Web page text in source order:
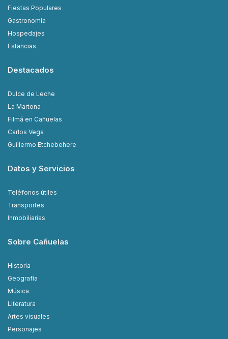
Fiestas Populares
Gastronomía
Hospedajes
Estancias
Destacados
Dulce de Leche
La Martona
Filmá en Cañuelas
Carlos Vega
Guillermo Etchebehere
Datos y Servicios
Teléfonos útiles
Transportes
Inmobiliarias
Sobre Cañuelas
Historia
Geografía
Música
Literatura
Artes visuales
Personajes